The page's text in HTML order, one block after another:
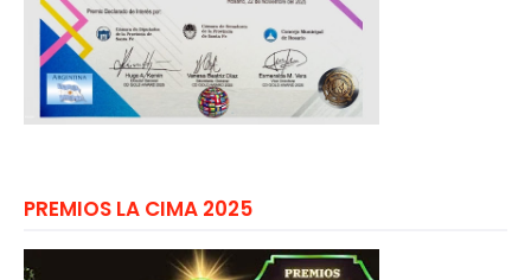
PREMIOS LA CIMA 2025